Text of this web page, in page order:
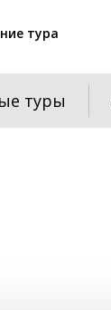
тура
туры